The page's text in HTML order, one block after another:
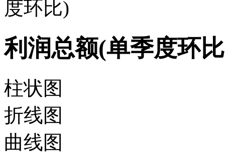
度环比)
利润总额(单季度环
柱状图
折线图
曲线图